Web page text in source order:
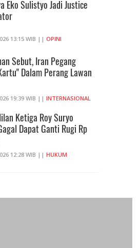
17:40 WIB ||
Eko Sulistyo Jadi Justice
13:15 WIB || OPINI
Sebut, Iran Pegang
Dalam Perang Lawan
19:39 WIB || INTERNASIONAL
Ketiga Roy Suryo
Dapat Ganti Rugi Rp
12:28 WIB || HUKUM